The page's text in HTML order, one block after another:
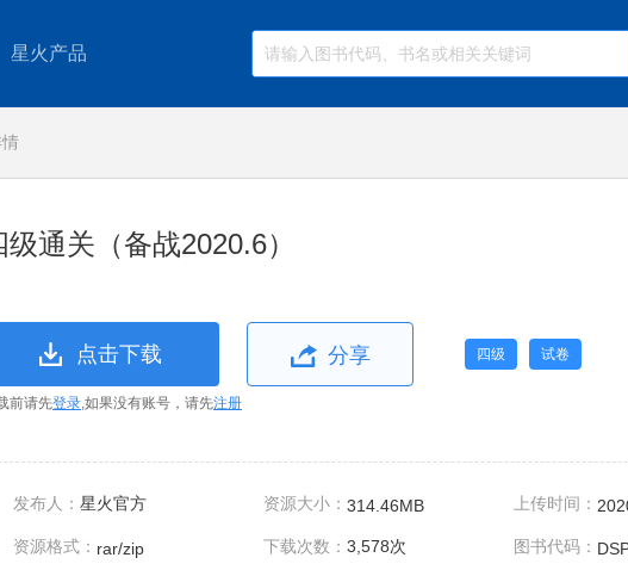
星火产品
级通关（备战2020.6）
点击下载 分享 四级 试卷
前请先登录,如果没有账号，请先注册
发布人： 星火官方 资源大小： 314.46MB 上传时间：
资源格式： rar/zip 下载次数： 3,578次 图书代码：